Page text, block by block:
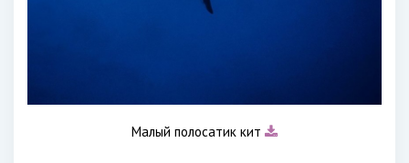
Малый полосатик кит